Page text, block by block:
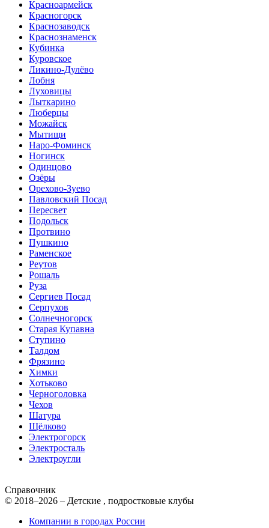
Красноармейск
Красногорск
Краснозаводск
Краснознаменск
Кубинка
Куровское
Ликино-Дулёво
Лобня
Луховицы
Лыткарино
Люберцы
Можайск
Мытищи
Наро-Фоминск
Ногинск
Одинцово
Озёры
Орехово-Зуево
Павловский Посад
Пересвет
Подольск
Протвино
Пушкино
Раменское
Реутов
Рошаль
Руза
Сергиев Посад
Серпухов
Солнечногорск
Старая Купавна
Ступино
Талдом
Фрязино
Химки
Хотьково
Черноголовка
Чехов
Шатура
Щёлково
Электрогорск
Электросталь
Электроугли
Справочник
© 2018–2026 – Детские , подростковые клубы
Компании в городах России